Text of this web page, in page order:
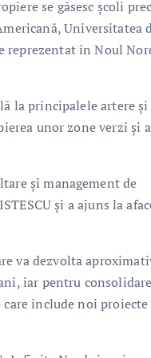
se găsesc școli
Universitatea
reprezentat în Noul
la principalele artere și
unor zone verzi și a
și management de
și a ajuns la
va dezvolta
iar pentru
include noi